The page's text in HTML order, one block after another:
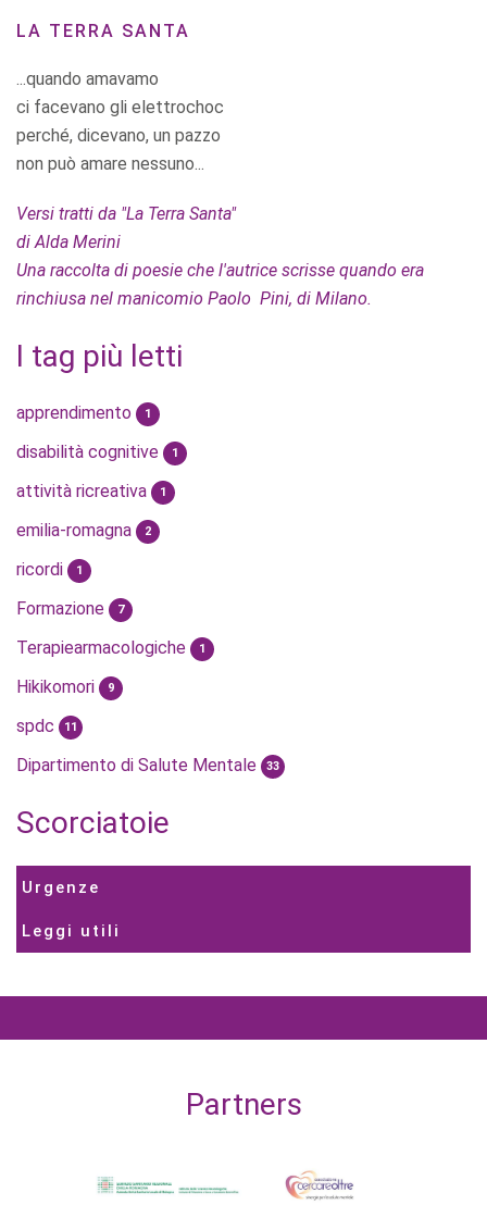
LA TERRA SANTA
...quando amavamo
ci facevano gli elettrochoc
perché, dicevano, un pazzo
non può amare nessuno...
Versi tratti da "La Terra Santa"
di Alda Merini
Una raccolta di poesie che l'autrice scrisse quando era
rinchiusa nel manicomio Paolo Pini, di Milano.
I tag più letti
apprendimento 1
disabilità cognitive 1
attività ricreativa 1
emilia-romagna 2
ricordi 1
Formazione 7
Terapiearmacologiche 1
Hikikomori 9
spdc 11
Dipartimento di Salute Mentale 33
Scorciatoie
Urgenze
Leggi utili
Partners